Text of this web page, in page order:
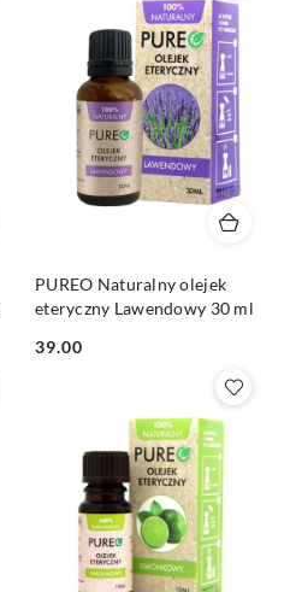
PUREO Naturalny olejek
eteryczny Lawendowy 30 ml
Cena:
39.00